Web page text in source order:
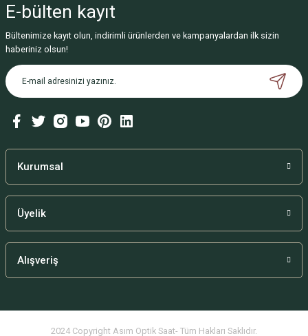
Deneyimini Paylaş
E-bülten kayıt
Bültenimize kayıt olun, indirimli ürünlerden ve kampanyalardan ilk sizin
haberiniz olsun!
Kurumsal
Üyelik
Alışveriş
2024 Copyright Asım Optik Saat- Tüm Hakları Saklıdır.